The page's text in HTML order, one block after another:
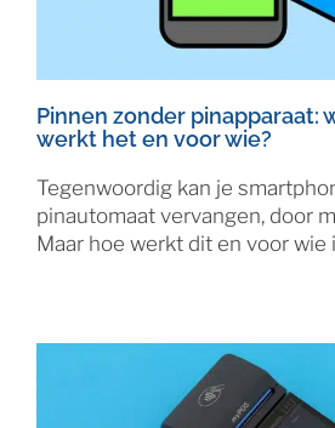
Pinnen zonder pinapparaat:
werkt het en voor wie?
Tegenwoordig kan je
pinautomaat vervangen, door
Maar hoe werkt dit en voor